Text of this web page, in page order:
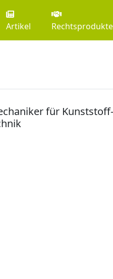
Artikel Rechtsprodukte
für